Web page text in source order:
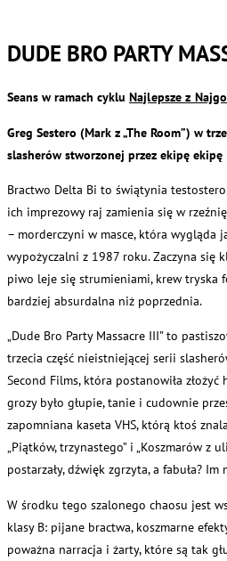
DUDE BRO PARTY
Seans w ramach cyklu Najlepsze z
Greg Sestero (Mark z „The Room”) w
slasherów stworzonej przez ekipę ekipę
Bractwo Delta Bi to świątynia
ich imprezowy raj zamienia się w
– morderczyni w masce, która wygląda
wypożyczalni z 1987 roku. Zaczyna się
piwo leje się strumieniami, krew tryska
bardziej absurdalna niż poprzednia.
„Dude Bro Party Massacre III” to
trzecia część nieistniejącej serii
Second Films, która postanowiła
grozy było głupie, tanie i cudownie
zapomniana kaseta VHS, którą ktoś
„Piątków, trzynastego” i „Koszmarów z
postarzały, dźwięk zgrzyta, a fabuła?
W środku tego szalonego chaosu jest
klasy B: pijane bractwa, koszmarne
poważna narracja i żarty, które są tak